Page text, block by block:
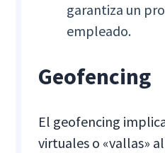
garantiza un
empleado.
Geofencing
El geofencing
virtuales o «vallas»